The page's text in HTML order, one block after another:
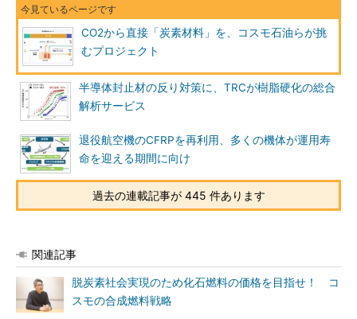
CO2から直接「炭素材料」を、コスモ石油らが挑
むプロジェクト
半導体封止材の反り対策に、TRCが樹脂硬化の総合
解析サービス
退役航空機のCFRPを再利用、多くの機体が運用寿
命を迎える期間に向け
過去の連載記事が 445 件あります
関連記事
脱炭素社会実現のため化石燃料の価格を目指せ！ コ
スモの合成燃料戦略